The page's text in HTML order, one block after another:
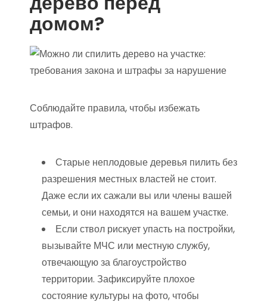
домом?
Соблюдайте правила, чтобы избежать
штрафов.
Старые неплодовые деревья пилить без
разрешения местных властей не стоит.
Даже если их сажали вы или члены вашей
семьи, и они находятся на вашем участке.
Если ствол рискует упасть на постройки,
вызывайте МЧС или местную службу,
отвечающую за благоустройство
территории. Зафиксируйте плохое
состояние культуры на фото, чтобы